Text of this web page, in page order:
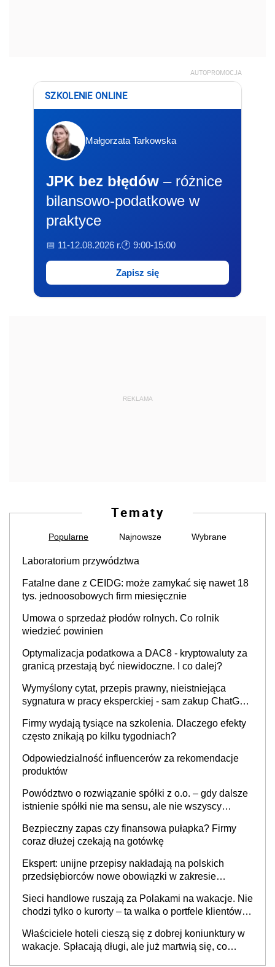
AUTOPROMOCJA
SZKOLENIE ONLINE
Małgorzata Tarkowska
JPK bez błędów – różnice
bilansowo-podatkowe w
praktyce
📅 11-12.08.2026 r.🕐 9:00-15:00
Zapisz się
REKLAMA
Tematy
Popularne Najnowsze Wybrane
Laboratorium przywództwa
Fatalne dane z CEIDG: może zamykać się nawet 18
tys. jednoosobowych firm miesięcznie
Umowa o sprzedaż płodów rolnych. Co rolnik
wiedzieć powinien
Optymalizacja podatkowa a DAC8 - kryptowaluty za
granicą przestają być niewidoczne. I co dalej?
Wymyślony cytat, przepis prawny, nieistniejąca
sygnatura w pracy eksperckiej - sam zakup ChatGPT
Firmy wydają tysiące na szkolenia. Dlaczego efekty
często znikają po kilku tygodniach?
Odpowiedzialność influencerów za rekomendacje
produktów
Powództwo o rozwiązanie spółki z o.o. – gdy dalsze
istnienie spółki nie ma sensu, ale nie wszyscy
Bezpieczny zapas czy finansowa pułapka? Firmy
coraz dłużej czekają na gotówkę
Ekspert: unijne przepisy nakładają na polskich
przedsiębiorców nowe obowiązki w zakresie
Sieci handlowe ruszają za Polakami na wakacje. Nie
chodzi tylko o kurorty – ta walka o portfele klientów
cichu
Właściciele hoteli cieszą się z dobrej koniunktury w
wakacje. Spłacają długi, ale już martwią się, co